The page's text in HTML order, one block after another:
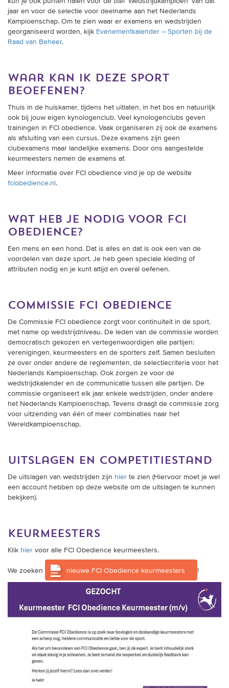
jaar en voor de selectie voor deelname aan het Nederlands
Kampioenschap. Om te zien waar er examens en wedstrijden
georganiseerd worden, kijk Evenementkalender – Sporten bij de
Raad van Beheer.
waar kan ik deze sport
beoefenen?
Thuis in de huiskamer, tijdens het uitlaten, in het bos en natuurlijk
ook bij jouw eigen kynologenclub. Veel kynologenclubs geven
trainingen in FCI obedience. Vaak organiseren zij ook de examens
als afsluiting van een cursus. Deze examens zijn geen
clubexamens maar landelijke examens. Door ons aangestelde
keurmeesters nemen de examens af.
Meer informatie over FCI obedience vind je op de website
fciobedience.nl.
wat heb je nodig voor fci
obedience?
Een mens en een hond. Dat is alles en dat is ook een van de
voordelen van deze sport. Je heb geen speciale kleding of
attributen nodig en je kunt altijd en overal oefenen.
commissie fci obedience
De Commissie FCI obedience zorgt voor continuïteit in de sport,
met name op wedstrijdniveau. De leden van de commissie worden
democratisch gekozen en vertegenwoordigen alle partijen:
verenigingen, keurmeesters en de sporters zelf. Samen besluiten
ze over onder andere de reglementen, de selectiecriteria voor het
Nederlands Kampioenschap. Ook zorgen ze voor de
wedstrijdkalender en de communicatie tussen alle partijen. De
commissie organiseert elk jaar enkele wedstrijden, onder andere
het Nederlands Kampioenschap. Tevens draagt de commissie zorg
voor uitzending van één of meer combinaties naar het
Wereldkampioenschap.
uitslagen en competitiestand
De uitslagen van wedstrijden zijn hier te zien (Hiervoor moet je wel
een account hebben op deze website om de uitslagen te kunnen
bekijken).
keurmeesters
Klik hier voor alle FCI Obedience keurmeesters.
We zoeken nieuwe FCI Obedience keurmeesters !